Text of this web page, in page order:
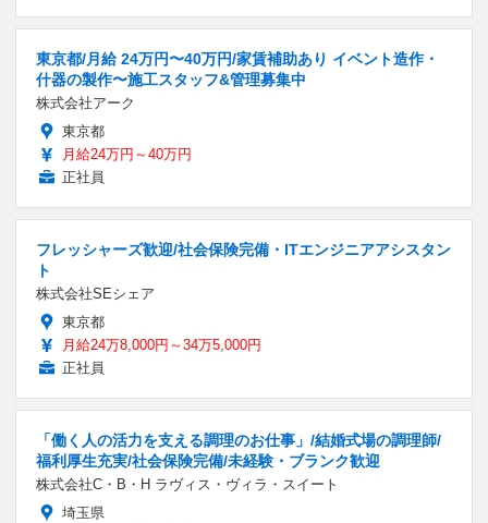
東京都/月給 24万円〜40万円/家賃補助あり イベント造作・
什器の製作〜施工スタッフ&管理募集中
株式会社アーク
東京都
月給24万円～40万円
正社員
フレッシャーズ歓迎/社会保険完備・ITエンジニアアシスタン
ト
株式会社SEシェア
東京都
月給24万8,000円～34万5,000円
正社員
「働く人の活力を支える調理のお仕事」/結婚式場の調理師/
福利厚生充実/社会保険完備/未経験・ブランク歓迎
株式会社C・B・H ラヴィス・ヴィラ・スイート
埼玉県